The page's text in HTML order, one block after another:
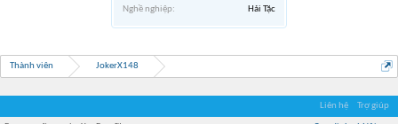
Nghề nghiệp:
Hải Tặc
Thành viên JokerX148
Liên hệ Trợ giúp